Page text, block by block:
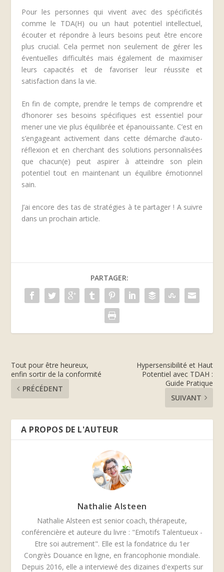
Pour les personnes qui vivent avec des spécificités
comme le TDA(H) ou un haut potentiel intellectuel,
écouter et répondre à leurs besoins peut être encore
plus crucial. Cela permet non seulement de gérer les
éventuelles difficultés mais également de maximiser
leurs capacités et de favoriser leur réussite et
satisfaction dans la vie.
En fin de compte, prendre le temps de comprendre et
d’honorer ses besoins spécifiques est essentiel pour
mener une vie plus équilibrée et épanouissante. C’est en
s’engageant activement dans cette démarche d’auto-
réflexion et en cherchant des solutions personnalisées
que chacun(e) peut aspirer à atteindre son plein
potentiel tout en maintenant un équilibre émotionnel
sain.
J’ai encore des tas de stratégies à te partager ! A suivre
dans un prochain article.
PARTAGER:
Tout pour être heureux,
enfin sortir de la conformité
PRÉCÉDENT
Hypersensibilité et Haut
Potentiel avec TDAH :
Guide Pratique
SUIVANT
A PROPOS DE L'AUTEUR
Nathalie Alsteen
Nathalie Alsteen est senior coach, thérapeute,
conférencière et auteure du livre : "Emotifs Talentueux -
Etre soi autrement". Elle est la fondatrice du 1er
Congrès Douance en ligne, en francophonie mondiale.
Depuis 2016, elle a interviewé des dizaines d'experts sur